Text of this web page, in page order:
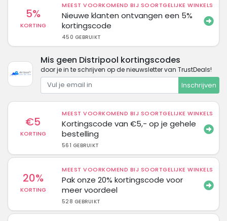
5%
KORTING
MEEST VOORKOMEND BIJ SOORTGELIJKE WINKELS
Nieuwe klanten ontvangen een 5%
kortingscode
450 GEBRUIKT
Mis geen Distripool kortingscodes
door je in te schrijven op de nieuwsletter van TrustDeals!
Inschrijven
€5
KORTING
MEEST VOORKOMEND BIJ SOORTGELIJKE WINKELS
Kortingscode van €5,- op je gehele
bestelling
561 GEBRUIKT
20%
KORTING
MEEST VOORKOMEND BIJ SOORTGELIJKE WINKELS
Pak onze 20% kortingscode voor
meer voordeel
528 GEBRUIKT